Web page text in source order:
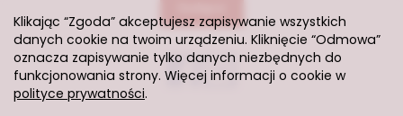
Klikając “Zgoda” akceptujesz zapisywanie wszystkich
danych cookie na twoim urządzeniu. Kliknięcie “Odmowa”
oznacza zapisywanie tylko danych niezbędnych do
funkcjonowania strony. Więcej informacji o cookie w
polityce prywatności.